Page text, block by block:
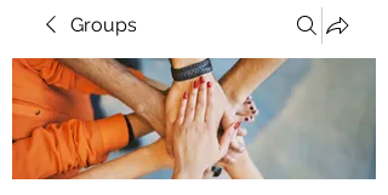
Groups